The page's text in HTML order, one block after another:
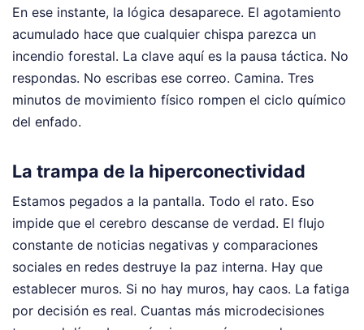
En ese instante, la lógica desaparece. El agotamiento
acumulado hace que cualquier chispa parezca un
incendio forestal. La clave aquí es la pausa táctica. No
respondas. No escribas ese correo. Camina. Tres
minutos de movimiento físico rompen el ciclo químico
del enfado.
La trampa de la hiperconectividad
Estamos pegados a la pantalla. Todo el rato. Eso
impide que el cerebro descanse de verdad. El flujo
constante de noticias negativas y comparaciones
sociales en redes destruye la paz interna. Hay que
establecer muros. Si no hay muros, hay caos. La fatiga
por decisión es real. Cuantas más microdecisiones